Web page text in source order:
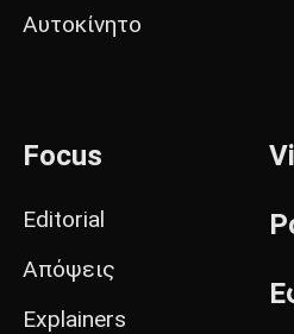
Αυτοκίνητο
Focus
Editorial
Απόψεις
Explainers